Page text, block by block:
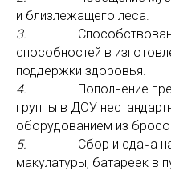
и близлежащего леса.
3.
способностей в
поддержки здоровья.
4. Пополнение
группы в ДОУ
оборудованием из
5. Сбор и сдача
макулатуры, батареек в